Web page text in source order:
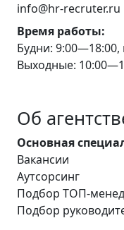
info@hr-recruter.ru
Время работы:
Будни:
Выходные:
Об
Основная
Вакансии
Аутсорсинг
Подбор ТОП-
Подбор